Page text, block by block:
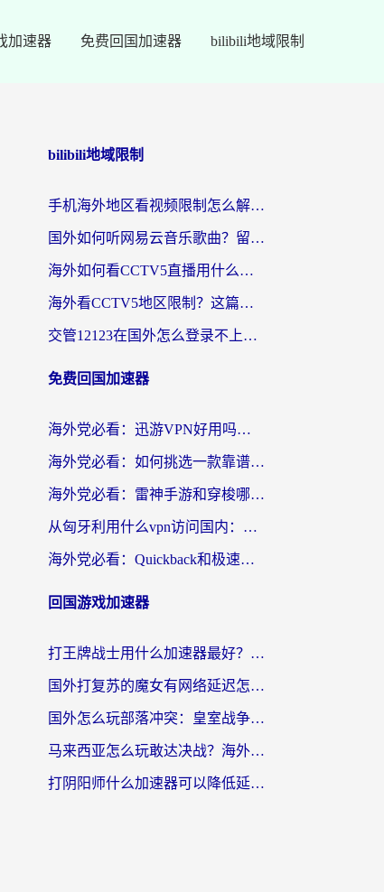
加速器 免费回国加速器 bilibili地域限制
bilibili地域限制
手机海外地区看视频限制怎么解决？留学生亲测有效的回国加速器指南
国外如何听网易云音乐歌曲？留学生亲测有效的回国加速方案
海外如何看CCTV5直播用什么平台？2026最新指南：看欧洲杯、中超、奥运不再卡
海外看CCTV5地区限制？这篇指南帮你流畅看欧洲杯、NBA还听中文解说
交管12123在国外怎么登录不上？海外华人必看的回国加速器选择指南
免费回国加速器
海外党必看：迅游VPN好用吗？和OurPlay VPN对比哪个回国效果更好？附真实体验测评
海外党必看：如何挑选一款靠谱的PC端VPN，让回国冲浪不再卡顿
海外党必看：雷神手游和穿梭哪个好？3步教你选对回国加速器（附实测对比）
从匈牙利用什么vpn访问国内：一份海外游子的网络归乡指南
海外党必看：Quickback和极速穿梭VPN好用吗？3步选对回国加速器实现无缝刷国内资源
回国游戏加速器
打王牌战士用什么加速器最好？海外玩家的终极选择指南
国外打复苏的魔女有网络延迟怎么办？2026海外玩家国服游戏加速全攻略
国外怎么玩部落冲突：皇室战争不卡？海外玩家畅玩国服游戏终极指南
马来西亚怎么玩敢达决战？海外党国服游戏加速避坑指南（附实测推荐）
打阴阳师什么加速器可以降低延迟？海外玩家的真实困境与破局